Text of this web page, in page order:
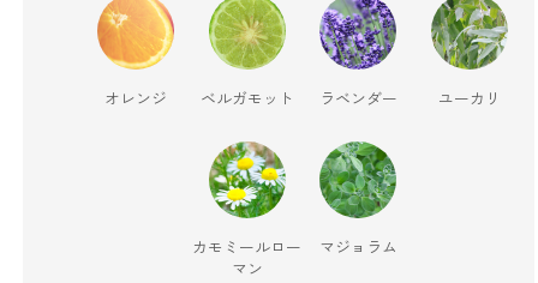
ベルガモット
マスクフレッシュ
オレンジ ベルガモット ラベンダー ユーカリ
カモミールロー
マン
マジョラム